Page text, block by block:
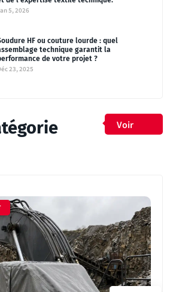
5, 2026
HF ou couture lourde : quel
technique garantit la
de votre projet ?
23, 2025
Voir